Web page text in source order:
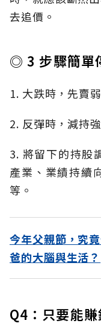
去追價。
◎ 3 步驟簡單
1. 大跌時，先賣
2. 反彈時，減持
3. 將留下的持股
產業、業績持續
等。
今年父親節，究
爸的大腦與生活？
Q4：只要能